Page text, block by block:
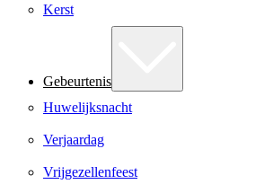
Kerst
Gebeurtenis
Huwelijksnacht
Verjaardag
Vrijgezellenfeest